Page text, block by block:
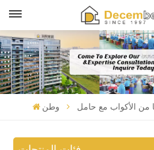
وطن من الأكواب مع حامل